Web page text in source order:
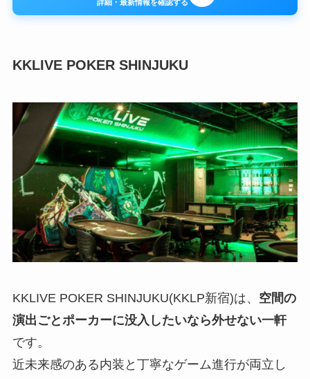
詳細・最新情報を確認する
KKLIVE POKER SHINJUKU
KKLIVE POKER SHINJUKU(KKLP新宿)は、 空間の
演出ごとポーカーに没入したいなら外せない一軒
です。
近未来感のある内装と丁寧なゲーム進行が両立し